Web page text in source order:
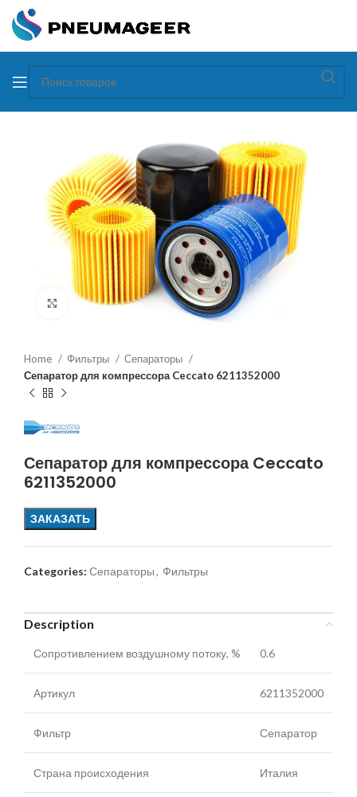
Увеличить
Home Фильтры
Сепараторы
Сепаратор для компрессора Ceccato 6211352000
Сепаратор для компрессора Ceccato
6211352000
ЗАКАЗАТЬ
Categories: Сепараторы, Фильтры
Description
Сопротивлением воздушному потоку, % 0.6
Артикул 6211352000
Фильтр Сепаратор
Страна происходения Италия